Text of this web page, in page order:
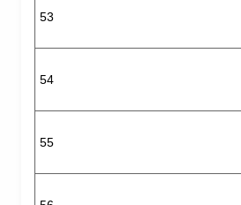
53
54
55